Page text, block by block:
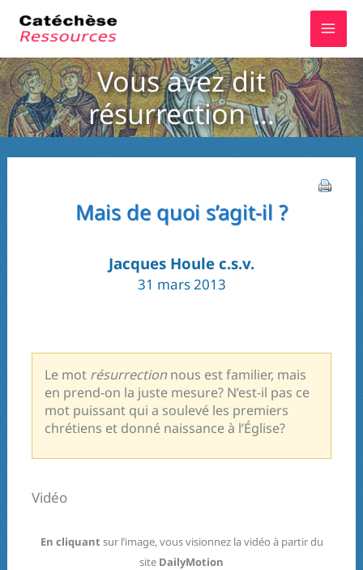
Vous avez dit
résurrection …
Mais de quoi s’agit-il ?
Jacques Houle c.s.v.
31 mars 2013
Le mot résurrectionnous est familier, mais
en prend-on la juste mesure? N’est-il pas ce
mot puissant qui a soulevé les premiers
chrétiens et donné naissance à l’Église?
Vidéo
En cliquant sur l’image, vous visionnez la vidéo à partir du
site DailyMotion